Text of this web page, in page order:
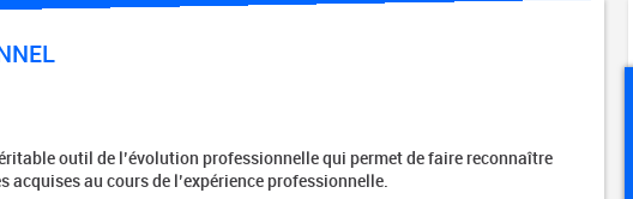
outil de l’évolution professionnelle qui permet de faire reconnaître
au cours de l’expérience professionnelle.